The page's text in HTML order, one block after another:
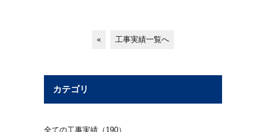
« 工事実績一覧へ
カテゴリ
全ての工事実績（190）